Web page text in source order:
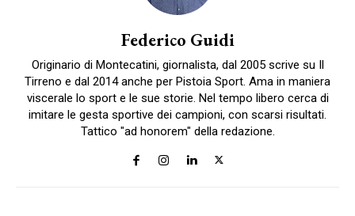
Federico Guidi
Originario di Montecatini, giornalista, dal 2005 scrive su Il
Tirreno e dal 2014 anche per Pistoia Sport. Ama in maniera
viscerale lo sport e le sue storie. Nel tempo libero cerca di
imitare le gesta sportive dei campioni, con scarsi risultati.
Tattico "ad honorem" della redazione.